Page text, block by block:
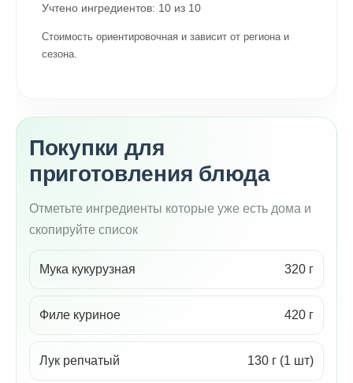
Учтено ингредиентов: 10 из 10
Стоимость ориентировочная и зависит от региона и
сезона.
Покупки для
приготовления блюда
Отметьте ингредиенты которые уже есть дома и
скопируйте список
Мука кукурузная 320 г
Филе куриное 420 г
Лук репчатый 130 г (1 шт)